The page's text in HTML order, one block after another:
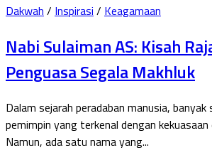
Dakwah / Inspirasi / Keagamaan
Nabi Sulaiman AS: Kisah
Penguasa Segala Makhluk
Dalam sejarah peradaban manusia, banyak
pemimpin yang terkenal dengan kekuasaan
Namun, ada satu nama yang...